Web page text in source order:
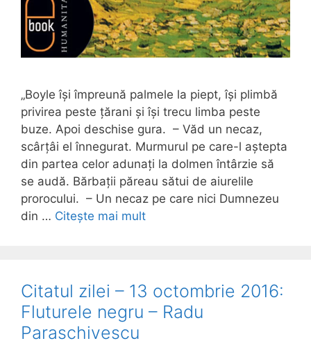
„Boyle își împreună palmele la piept, își plimbă
privirea peste țărani și își trecu limba peste
buze. Apoi deschise gura. – Văd un necaz,
scârțâi el înnegurat. Murmurul pe care-l aștepta
din partea celor adunați la dolmen întârzie să
se audă. Bărbații păreau sătui de aiurelile
prorocului. – Un necaz pe care nici Dumnezeu
din … Citește mai mult
Citatul zilei – 13 octombrie 2016:
Fluturele negru – Radu
Paraschivescu